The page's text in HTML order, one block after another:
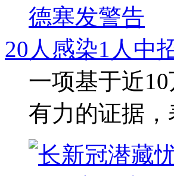
20人感染1人中
一项基于近
有力的证据